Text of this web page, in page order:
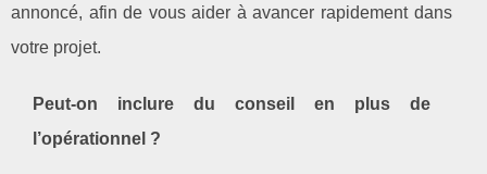
annoncé, afin de vous aider à avancer rapidement dans
votre projet.
Peut‑on inclure du conseil en plus de
l’opérationnel ?